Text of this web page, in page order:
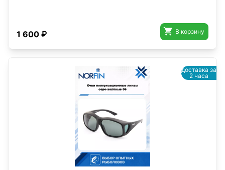
1 600 ₽  В корзину
доставка за
2 часа